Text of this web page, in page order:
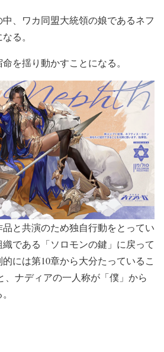
、ワカ同盟大統領の娘であるネフ
る。
を揺り動かすことになる。
と共演のため独自行動をとってい
である「ソロモンの鍵」に戻って
には第10章から大分たっているこ
、ナディアの一人称が「僕」から